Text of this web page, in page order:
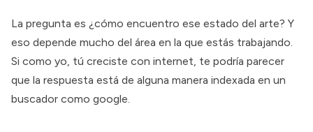
La pregunta es ¿cómo encuentro ese estado del arte? Y
eso depende mucho del área en la que estás trabajando.
Si como yo, tú creciste con internet, te podría parecer
que la respuesta está de alguna manera indexada en un
buscador como google.